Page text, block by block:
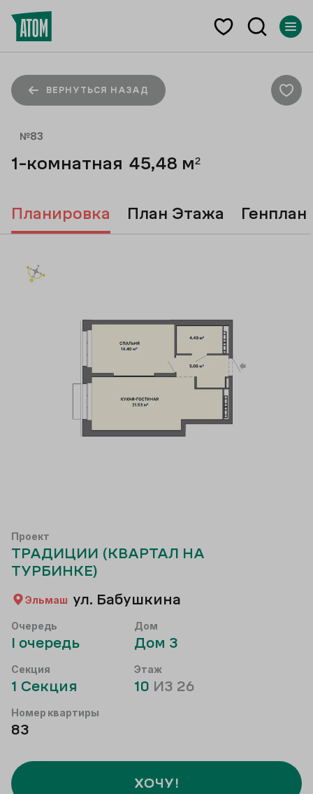
ВЕРНУТЬСЯ НАЗАД
№83
1-комнатная 45,48 м²
Проект
ТРАДИЦИИ (КВАРТАЛ НА
ТУРБИНКЕ)
Эльмаш ул. Бабушкина
Очередь
I очередь
Дом
Дом 3
Секция
1 Секция
Этаж
10 ИЗ 26
Номер квартиры
83
ХОЧУ!
Планировка План Этажа Генплан